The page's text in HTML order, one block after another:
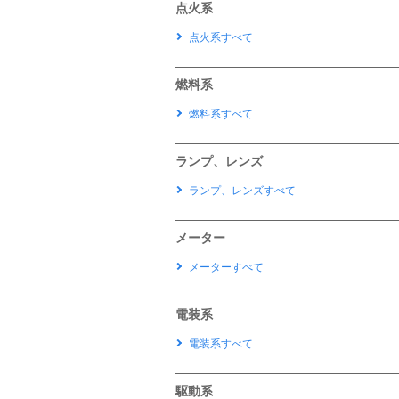
点火系
点火系すべて
燃料系
燃料系すべて
ランプ、レンズ
ランプ、レンズすべて
メーター
メーターすべて
電装系
電装系すべて
駆動系